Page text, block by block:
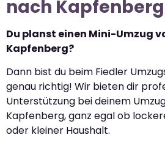
nach Kapfenberg
Du planst einen Mini-Umzug
Kapfenberg?
Dann bist du beim Fiedler
genau richtig! Wir bieten dir
Unterstützung bei deinem
Kapfenberg, ganz egal ob
oder kleiner Haushalt.